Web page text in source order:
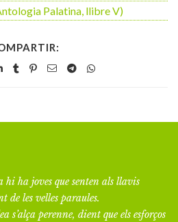
Palatina, llibre V)
ha joves que senten als llavis
de les velles paraules.
perenne, dient que els esforços